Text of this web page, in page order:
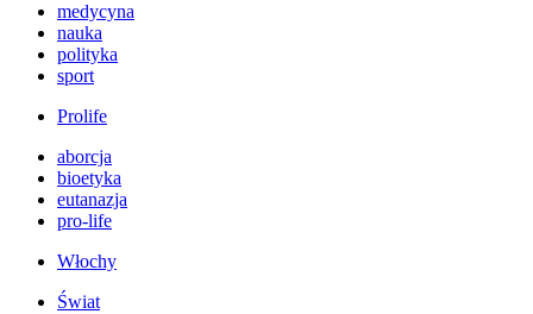
medycyna
nauka
polityka
sport
Prolife
aborcja
bioetyka
eutanazja
pro-life
Włochy
Świat